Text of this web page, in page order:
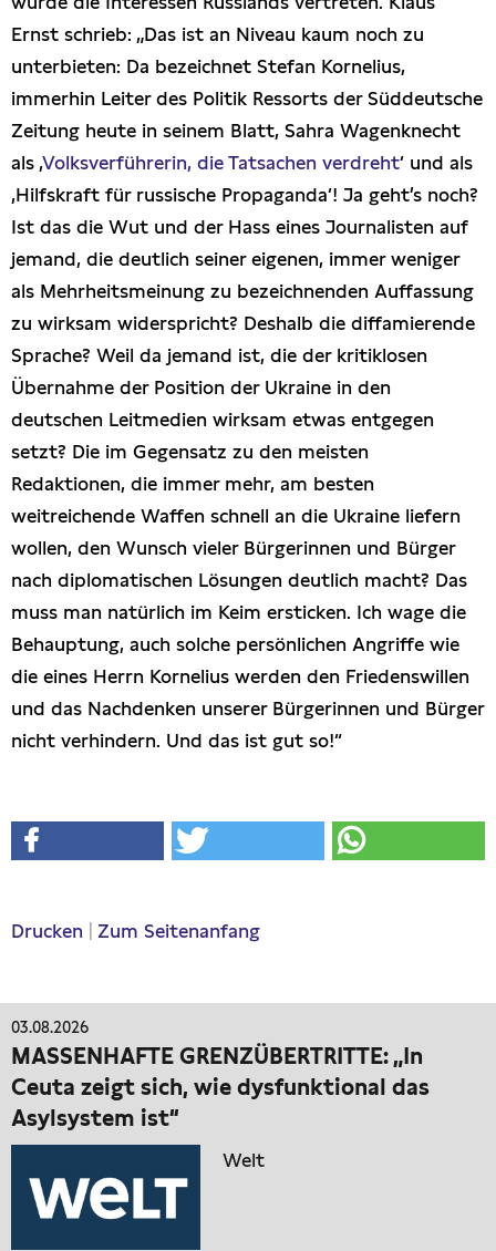
Ernst schrieb: „Das ist an Niveau kaum noch zu
unterbieten: Da bezeichnet Stefan Kornelius,
immerhin Leiter des Politik Ressorts der Süddeutsche
Zeitung heute in seinem Blatt, Sahra Wagenknecht
als ‚Volksverführerin, die Tatsachen verdreht‘ und als
‚Hilfskraft für russische Propaganda‘! Ja geht’s noch?
Ist das die Wut und der Hass eines Journalisten auf
jemand, die deutlich seiner eigenen, immer weniger
als Mehrheitsmeinung zu bezeichnenden Auffassung
zu wirksam widerspricht? Deshalb die diffamierende
Sprache? Weil da jemand ist, die der kritiklosen
Übernahme der Position der Ukraine in den
deutschen Leitmedien wirksam etwas entgegen
setzt? Die im Gegensatz zu den meisten
Redaktionen, die immer mehr, am besten
weitreichende Waffen schnell an die Ukraine liefern
wollen, den Wunsch vieler Bürgerinnen und Bürger
nach diplomatischen Lösungen deutlich macht? Das
muss man natürlich im Keim ersticken. Ich wage die
Behauptung, auch solche persönlichen Angriffe wie
die eines Herrn Kornelius werden den Friedenswillen
und das Nachdenken unserer Bürgerinnen und Bürger
nicht verhindern. Und das ist gut so!“
Drucken Zum Seitenanfang
03.08.2026
MASSENHAFTE GRENZÜBERTRITTE: „In
Ceuta zeigt sich, wie dysfunktional das
Asylsystem ist“
Welt